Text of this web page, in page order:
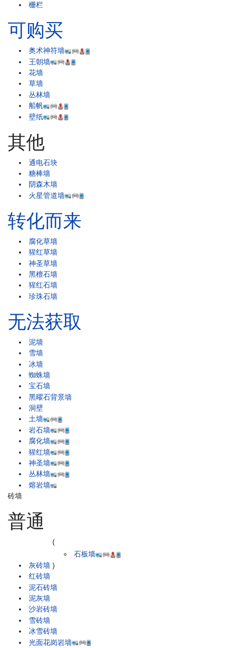
栅栏
可购买
奥术神符墙
王朝墙
花墙
草墙
丛林墙
船帆
壁纸
其他
通电石块
糖棒墙
阴森木墙
火星管道墙
转化而来
腐化草墙
猩红草墙
神圣草墙
黑檀石墙
猩红石墙
珍珠石墙
无法获取
泥墙
雪墙
冰墙
蜘蛛墙
宝石墙
黑曜石背景墙
洞壁
土墙
岩石墙
腐化墙
猩红墙
神圣墙
丛林墙
熔岩墙
砖墙
普通
灰砖墙
(
石板墙
)
红砖墙
泥石砖墙
泥灰墙
沙岩砖墙
雪砖墙
冰雪砖墙
光面花岗岩墙